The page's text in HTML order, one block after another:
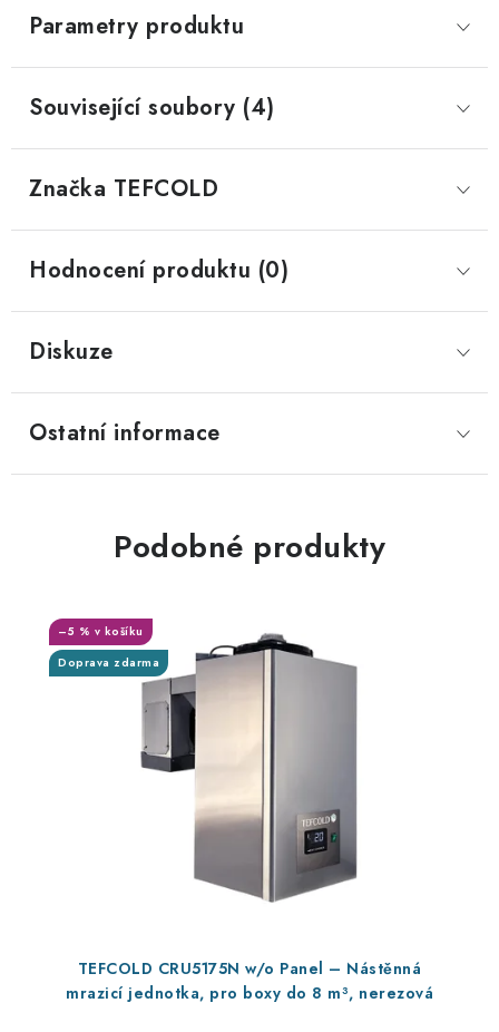
Parametry produktu
Související soubory (4)
Značka TEFCOLD
Hodnocení produktu (0)
Diskuze
Ostatní informace
Podobné produkty
TEFCOLD CRU5175N w/o Panel – Nástěnná
mrazicí jednotka, pro boxy do 8 m³, nerezová
Doprava zdarma
–5 % v košíku